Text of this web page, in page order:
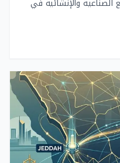
الصناعية والإنشائية في